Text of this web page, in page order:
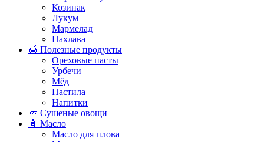
Козинак
Лукум
Мармелад
Пахлава
🍯 Полезные продукты
Ореховые пасты
Урбечи
Мёд
Пастила
Напитки
🥕 Сушеные овощи
🧴 Масло
Масло для плова